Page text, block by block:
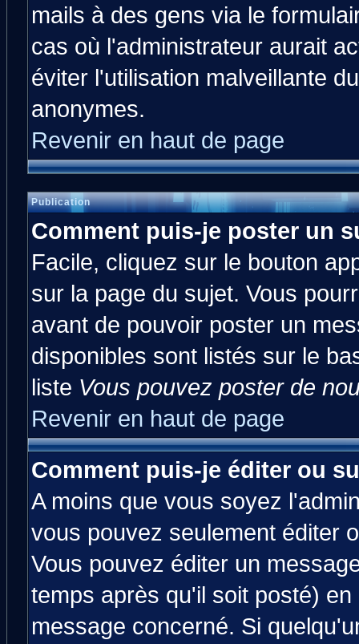
mails à des gens via le
cas où l'administrateur aurait
éviter l'utilisation malveillante
anonymes.
Revenir en haut de page
Publication
Comment puis-je poster un
Facile, cliquez sur le bouton
sur la page du sujet. Vous
avant de pouvoir poster un
disponibles sont listés sur le
liste Vous pouvez poster de
Revenir en haut de page
Comment puis-je éditer ou
A moins que vous soyez
vous pouvez seulement éditer
Vous pouvez éditer un
temps après qu'il soit posté)
message concerné. Si